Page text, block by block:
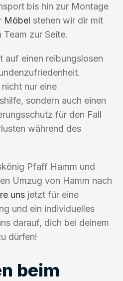
bis hin zur Montage
Möbel stehen wir dir mit
zur Seite.
auf einen reibungslosen
nur eine
sondern auch einen
für den Fall
während des
Pfaff Hamm und
Umzug von Hamm nach
uns jetzt für eine
und ein individuelles
darauf, dich bei deinem
dürfen!
beim